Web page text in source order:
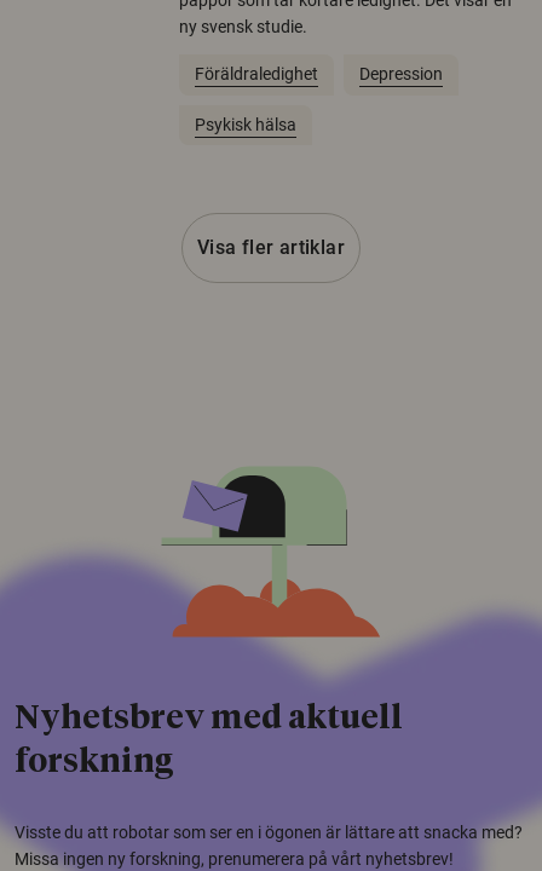
ny svensk studie.
Föräldraledighet Depression
Psykisk hälsa
Visa fler artiklar
Nyhetsbrev med aktuell
forskning
Visste du att robotar som ser en i ögonen är lättare att snacka med?
Missa ingen ny forskning, prenumerera på vårt nyhetsbrev!